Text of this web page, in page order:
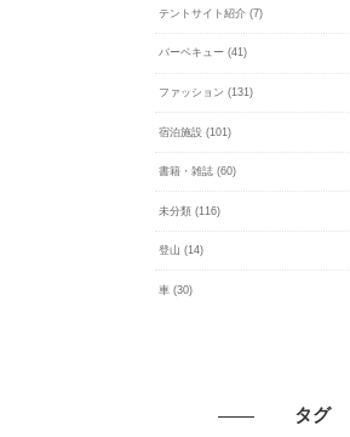
テントサイト紹介 (7)
バーベキュー (41)
ファッション (131)
宿泊施設 (101)
書籍・雑誌 (60)
未分類 (116)
登山 (14)
車 (30)
タグ